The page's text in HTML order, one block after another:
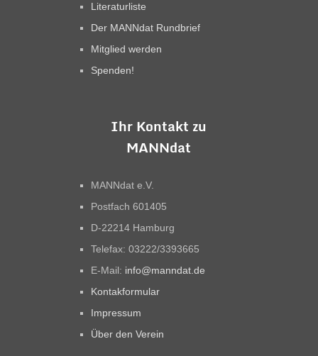
Literaturliste
Der MANNdat Rundbrief
Mitglied werden
Spenden!
Ihr Kontakt zu
MANNdat
MANNdat e.V.
Postfach 601405
D-22214 Hamburg
Telefax: 03222/3393665
E-Mail: info@manndat.de
Kontakformular
Impressum
Über den Verein